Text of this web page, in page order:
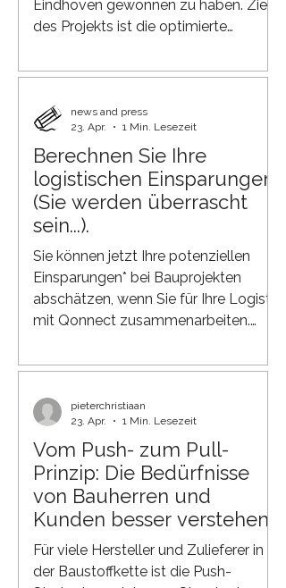
Eindhoven gewonnen zu haben. Ziel
des Projekts ist die optimierte
Baustellenzentrums (Bouwhub) in
mit der Stadtverwaltung werden wir
die Baulogistik in der Stadt und der
umliegenden Region optimieren –
nicht nur kurzfristig, sondern als
strukturelle und skalierbare Lösung .
Diese Ausschreibung fällt unter das
Residence“
Berechnen Sie Ihre
logistischen Einsparungen
(Sie werden überrascht
sein...).
Sie können jetzt Ihre potenziellen
Einsparungen* bei Bauprojekten
abschätzen, wenn Sie für Ihre Logistik
mit Qonnect zusammenarbeiten.
geben die
dem Bausektor einen verlässlichen
Anhaltspunkt dafür, was Sie einsparen
könnten. Sie wünschen einen
individuelleren Kostenvoranschlag für
Ihr spezifisches Projekt oder Ihre
Situation? Kontaktieren Sie uns – wir
Berechnung. Das Ergebnis
news and press
23. Apr.
1 Min. Lesezeit
Vom Push- zum Pull-
Prinzip: Die Bedürfnisse
von Bauherren und
Kunden besser verstehen
und erfüllen
Für viele Hersteller und Zulieferer in
der Baustoffkette ist die Push-
pieterchristiaan
23. Apr.
1 Min. Lesezeit